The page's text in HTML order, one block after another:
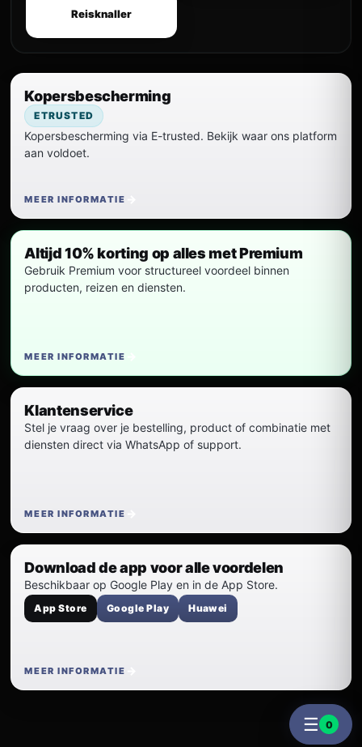
Reisknaller
Kopersbescherming
ETRUSTED
Kopersbescherming via E-trusted. Bekijk waar ons platform
aan voldoet.
MEER INFORMATIE
Altijd 10% korting op alles met Premium
Gebruik Premium voor structureel voordeel binnen
producten, reizen en diensten.
MEER INFORMATIE
Klantenservice
Stel je vraag over je bestelling, product of combinatie met
diensten direct via WhatsApp of support.
MEER INFORMATIE
Download de app voor alle voordelen
Beschikbaar op Google Play en in de App Store.
App Store Google Play Huawei
MEER INFORMATIE
☰ 0